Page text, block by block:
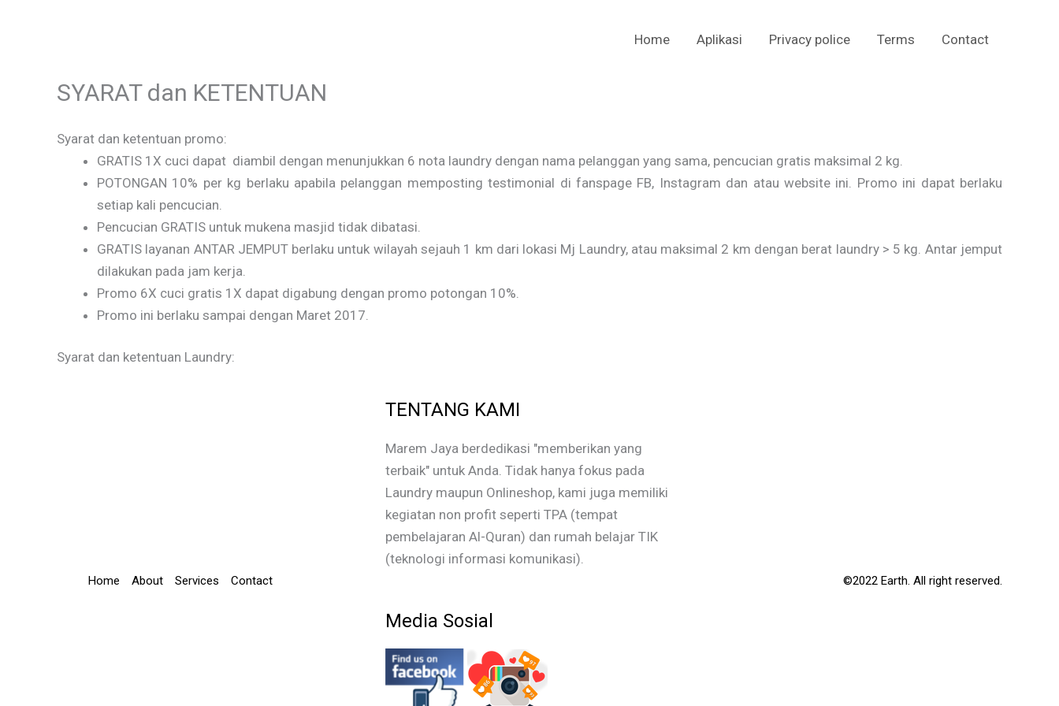
Home Aplikasi Privacy police Terms Contact
SYARAT dan KETENTUAN
Syarat dan ketentuan promo:
GRATIS 1X cuci dapat diambil dengan menunjukkan 6 nota laundry dengan nama pelanggan yang sama, pencucian gratis maksimal 2 kg.
POTONGAN 10% per kg berlaku apabila pelanggan memposting testimonial di fanspage FB, Instagram dan atau website ini. Promo ini dapat berlaku
setiap kali pencucian.
Pencucian GRATIS untuk mukena masjid tidak dibatasi.
GRATIS layanan ANTAR JEMPUT berlaku untuk wilayah sejauh 1 km dari lokasi Mj Laundry, atau maksimal 2 km dengan berat laundry > 5 kg. Antar jemput
dilakukan pada jam kerja.
Promo 6X cuci gratis 1X dapat digabung dengan promo potongan 10%.
Promo ini berlaku sampai dengan Maret 2017.
Syarat dan ketentuan Laundry:
Home About Services Contact
TENTANG KAMI
Marem Jaya berdedikasi "memberikan yang
terbaik" untuk Anda. Tidak hanya fokus pada
Laundry maupun Onlineshop, kami juga memiliki
kegiatan non profit seperti TPA (tempat
pembelajaran Al-Quran) dan rumah belajar TIK
(teknologi informasi komunikasi).
Media Sosial
©2022 Earth. All right reserved.